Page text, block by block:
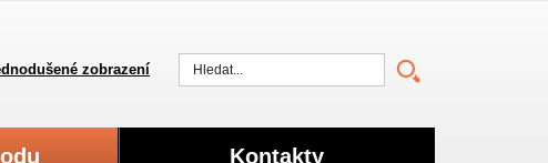
zobrazení
Kontakty